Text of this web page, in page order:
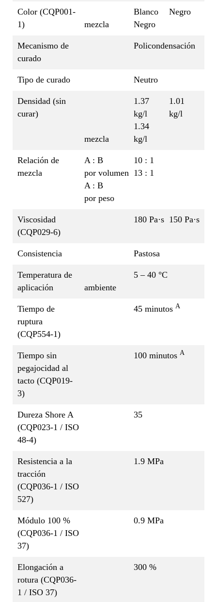
Color (CQP001-
1)
mezcla
Blanco
Negro
Negro
Mecanismo de
curado
Policondensación
Tipo de curado Neutro
Densidad (sin
curar)
mezcla
1.37
kg/l
1.01
kg/l
1.34
kg/l
Relación de
mezcla
A : B
por volumen
A : B
por peso
10 : 1
13 : 1
Viscosidad
(CQP029-6)
180 Pa·s 150 Pa·s
Consistencia Pastosa
Temperatura de
aplicación
ambiente
5 – 40 °C
Tiempo de
ruptura
(CQP554-1)
45 minutos A
Tiempo sin
pegajocidad al
tacto (CQP019-
3)
100 minutos A
Dureza Shore A
(CQP023-1 / ISO
48-4)
35
Resistencia a la
tracción
(CQP036-1 / ISO
527)
1.9 MPa
Módulo 100 %
(CQP036-1 / ISO
37)
0.9 MPa
Elongación a
rotura (CQP036-
1 / ISO 37)
300 %